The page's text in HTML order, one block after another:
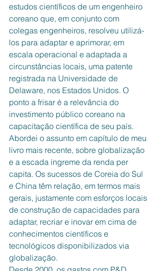
estudos científicos de um engenheiro
coreano que, em conjunto com
colegas engenheiros, resolveu utilizá-
los para adaptar e aprimorar, em
escala operacional e adaptada a
circunstâncias locais, uma patente
registrada na Universidade de
Delaware, nos Estados Unidos. O
ponto a frisar é a relevância do
investimento público coreano na
capacitação científica de seu país.
Abordei o assunto em capítulo de meu
livro mais recente, sobre globalização
e a escada íngreme da renda per
capita. Os sucessos de Coreia do Sul
e China têm relação, em termos mais
gerais, justamente com esforços locais
de construção de capacidades para
adaptar, recriar e inovar em cima de
conhecimentos científicos e
tecnológicos disponibilizados via
globalização.